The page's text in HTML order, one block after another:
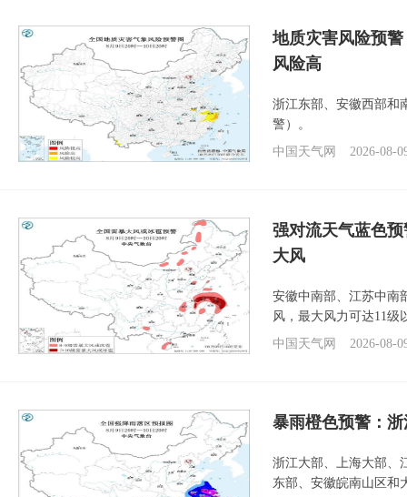
地质灾害风险预
风险高
浙江东部、安徽西部和
警）。
中国天气网
2026-08-
强对流天气蓝色
大风
安徽中南部、江苏中南
风，最大风力可达11级
中国天气网
2026-08-
暴雨橙色预警：
浙江大部、上海大部、
东部、安徽皖南山区和